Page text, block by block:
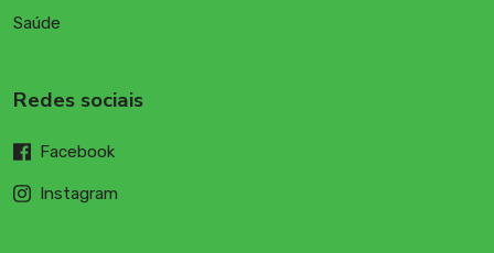
Saúde
Redes sociais
Facebook
Instagram